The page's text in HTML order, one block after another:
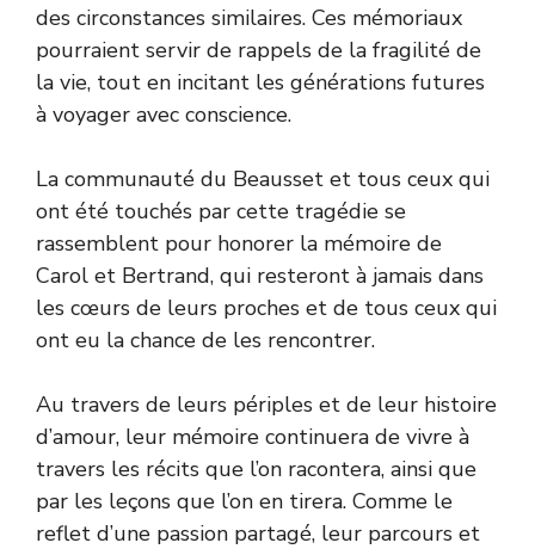
des circonstances similaires. Ces mémoriaux
pourraient servir de rappels de la fragilité de
la vie, tout en incitant les générations futures
à voyager avec conscience.
La communauté du Beausset et tous ceux qui
ont été touchés par cette tragédie se
rassemblent pour honorer la mémoire de
Carol et Bertrand, qui resteront à jamais dans
les cœurs de leurs proches et de tous ceux qui
ont eu la chance de les rencontrer.
Au travers de leurs périples et de leur histoire
d’amour, leur mémoire continuera de vivre à
travers les récits que l’on racontera, ainsi que
par les leçons que l’on en tirera. Comme le
reflet d’une passion partagé, leur parcours et